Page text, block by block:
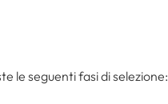
le seguenti fasi di selezione: